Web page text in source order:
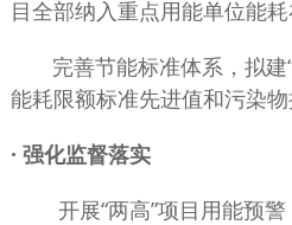
目全部纳入重点用能单位能耗
完善节能标准体系，拟建“
能耗限额标准先进值和污染物
· 强化监督落实
开展“两高”项目用能预警